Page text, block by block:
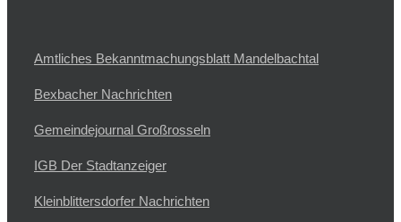
Amtliches Bekanntmachungsblatt Mandelbachtal
Bexbacher Nachrichten
Gemeindejournal Großrosseln
IGB Der Stadtanzeiger
Kleinblittersdorfer Nachrichten